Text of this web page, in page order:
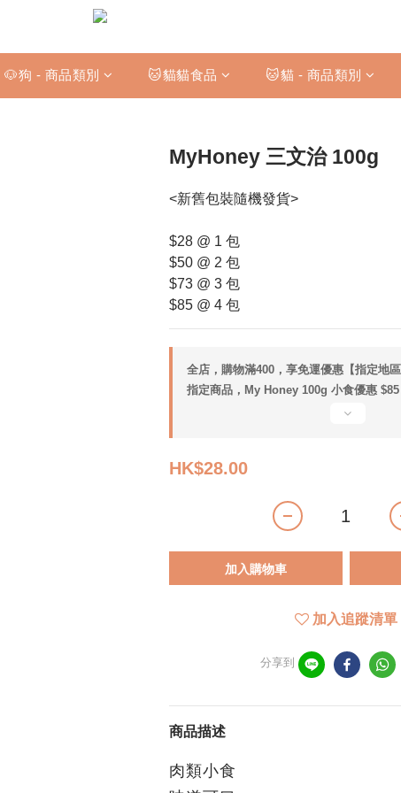
🐶狗 - 商品類別 🐱貓貓食品 🐱貓 - 商品類別
MyHoney 三文治 100g
<新舊包裝隨機發貨>
$28 @ 1 包
$50 @ 2 包
$73 @ 3 包
$85 @ 4 包
全店，購物滿400，享免運優惠【指定地區
指定商品，My Honey 100g 小食優惠
HK$28.00
加入購物車
加入追蹤清單
分享到
商品描述
肉類小食